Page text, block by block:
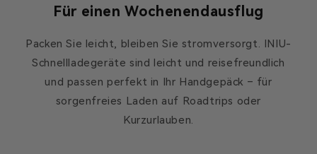
Für einen Wochenendausflug
Packen Sie leicht, bleiben Sie stromversorgt. INIU-
Schnellladegeräte sind leicht und reisefreundlich
und passen perfekt in Ihr Handgepäck – für
sorgenfreies Laden auf Roadtrips oder
Kurzurlauben.